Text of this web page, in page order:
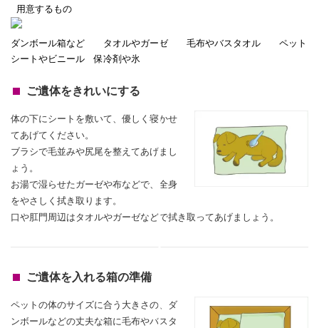
用意するもの
ダンボール箱など タオルやガーゼ 毛布やバスタオル ペット
シートやビニール 保冷剤や氷
ご遺体をきれいにする
体の下にシートを敷いて、優しく寝かせ
てあげてください。
ブラシで毛並みや尻尾を整えてあげまし
ょう。
お湯で湿らせたガーゼや布などで、全身
をやさしく拭き取ります。
口や肛門周辺はタオルやガーゼなどで拭き取ってあげましょう。
ご遺体を入れる箱の準備
ペットの体のサイズに合う大きさの、ダ
ンボールなどの丈夫な箱に毛布やバスタ